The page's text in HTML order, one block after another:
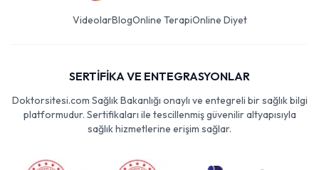
VideolarBlogOnline TerapiOnline Diyet
SERTİFİKA VE ENTEGRASYONLAR
Doktorsitesi.com Sağlık Bakanlığı onaylı ve entegreli bir sağlık bilgi
platformudur. Sertifikaları ile tescillenmiş güvenilir altyapısıyla
sağlık hizmetlerine erişim sağlar.